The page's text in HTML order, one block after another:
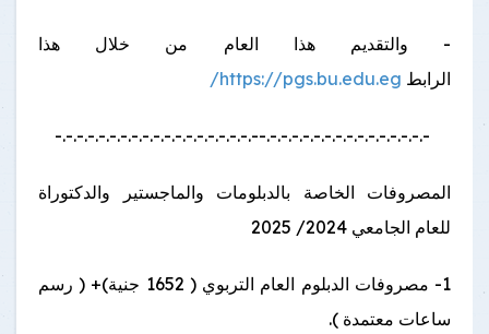
- والتقديم هذا العام من خلال هذا
الرابط https://pgs.bu.edu.eg/
-.-.-.-.-.-.-.-.-.-.-.-.-.-.-.--.-.-.-.-.-.-.-.-.-.-.-.-.-.-.-.-.-.-
المصروفات الخاصة بالدبلومات والماجستير والدكتوراة
للعام الجامعي 2024/ 2025
1- مصروفات الدبلوم العام التربوي ( 1652 جنية)+ ( رسم
ساعات معتمدة ).